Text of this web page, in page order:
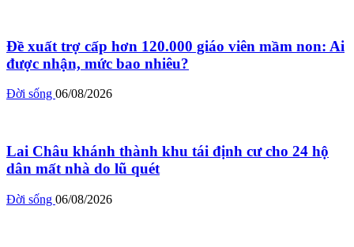
Đề xuất trợ cấp hơn 120.000 giáo viên mầm non: Ai
được nhận, mức bao nhiêu?
Đời sống 06/08/2026
Lai Châu khánh thành khu tái định cư cho 24 hộ
dân mất nhà do lũ quét
Đời sống 06/08/2026